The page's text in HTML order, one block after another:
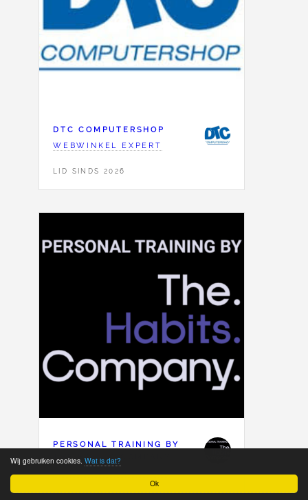
Ok
Wij gebruiken cookies. Wat is dat?
DTC COMPUTERSHOP
WEBWINKEL EXPERT
LID SINDS 2026
PERSONAL TRAINING BY
THE HABITS COMPANY
FITNESSINSTRUCTEUR